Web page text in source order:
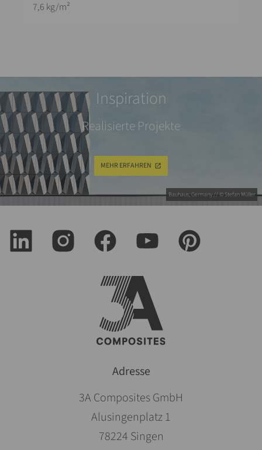
7,6 kg/m²
Bauhaus, Germany // © Stefan Müller
Inspiration
Realisierte Projekte
MEHR ERFAHREN
Adresse
3A Composites GmbH
Alusingenplatz 1
78224 Singen